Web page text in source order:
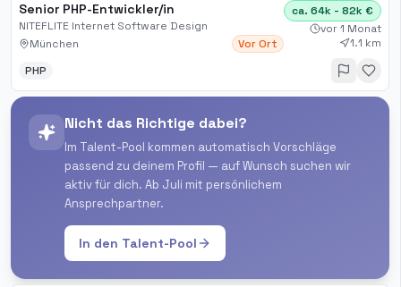
Senior PHP-Entwickler/in
NITEFLITE Internet Software Design
München
Vor Ort
ca. 64k - 82k €
vor 1 Monat
1.1 km
PHP
Nicht das Richtige dabei?
Im Talent-Pool kommen automatisch Vorschläge
passend zu deinem Profil — auf Wunsch suchen wir
aktiv für dich. Ab Juli mit persönlichem
Ansprechpartner.
In den Talent-Pool